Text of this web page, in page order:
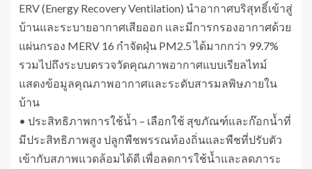
ERV (Energy Recovery Ventilation) นำอากาศบริสุทธิ์เข้าสู่
บ้านและระบายอากาศเสียออก และมีการกรองอากาศด้วย
แผ่นกรอง MERV 16 กำจัดฝุ่น PM2.5 ได้มากกว่า 99.7%
รวมไปถึงระบบตรวจวัดคุณภาพอากาศแบบเรียลไทม์
แสดงข้อมูลคุณภาพอากาศและระดับสารมลพิษภายใน
บ้าน
• ประสิทธิภาพการใช้น้ำ – เลือกใช้ สุขภัณฑ์และก๊อกน้ำที่
มีประสิทธิภาพสูง ปลูกพืชพรรณท้องถิ่นและพืชที่ปรับตัว
เข้ากับสภาพแวดล้อมได้ดี เพื่อลดการใช้น้ำและลดภาระ